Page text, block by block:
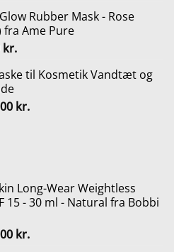
kr..
pris
er:
Rubber Mask - Rose
fra Ame Pure
kr.Den
pris
49,00 kr..
til Kosmetik Vandtæt og
kr.Den
Long-Wear Weightless
15 - 30 ml - Natural fra Bobbi
kr.Den